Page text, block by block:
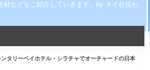
材などをご紹介していきます。by タイ在住わ
ンタリーベイホテル・シラチャでオーチャードの日本